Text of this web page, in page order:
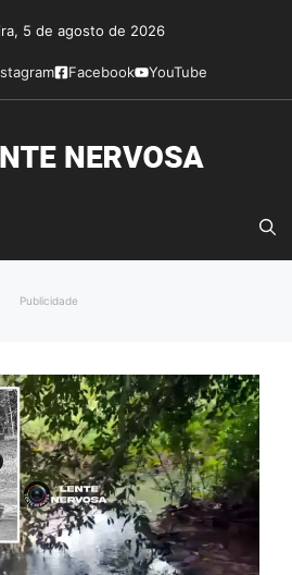
5 de agosto de 2026
Facebook YouTube
Publicidade